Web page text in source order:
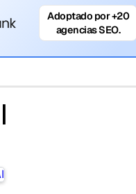
Adoptado por +20
agencias SEO.